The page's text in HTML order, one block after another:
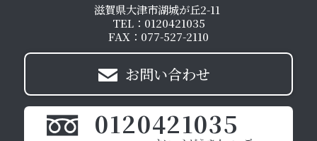
滋賀県大津市湖城が丘2-11
TEL：0120421035
FAX：077-527-2110
お問い合わせ
0120421035